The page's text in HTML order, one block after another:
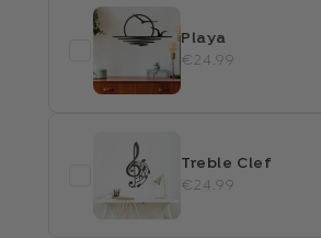
Playa
€24.99
Treble Clef
€24.99